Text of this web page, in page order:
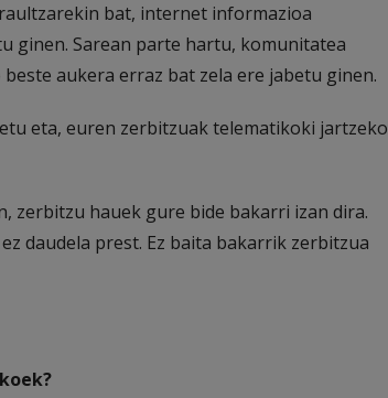
bat, internet informazioa
ginen. Sarean parte hartu, komunitatea
aukera erraz bat zela ere jabetu ginen.
eta, euren zerbitzuak telematikoki jartzeko
zerbitzu hauek gure bide bakarri izan dira.
daudela prest. Ez baita bakarrik zerbitzua